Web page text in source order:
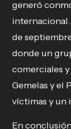
generó
de
donde un
comerciales
Gemelas y el
víctimas y un
En